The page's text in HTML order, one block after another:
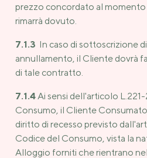
prezzo concordato al
rimarrà dovuto.
7.1.3 In caso di sottoscrizione
annullamento, il Cliente dovrà
di tale contratto.
7.1.4 Ai sensi dell'articolo
Consumo, il Cliente
diritto di recesso previsto
Codice del Consumo, vista la
Alloggio forniti che rientrano